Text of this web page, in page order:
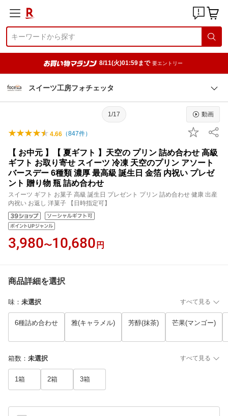
8/11(火)01:59まで 要エントリー
スイーツ工房フォチェッタ
1/17 動画
4.66 （847件）
【 お中元 】【 夏ギフト 】天空の プリン 詰め合わせ 高級
ギフト お取り寄せ スイーツ 冷凍 天空のプリン アソート
バースデー 6種類 濃厚 最高級 誕生日 金箔 内祝い プレゼ
ント 贈り物 瓶 詰め合わせ
スイーツ ギフト お菓子 高級 誕生日 プレゼント プリン 詰め合わせ 健康 出産
内祝い お返し 洋菓子 【日時指定可】
3,980〜10,680 円
商品詳細を選択
味 ： 未選択 すべて見る
6種詰め合わせ 雅(キャラメル) 芳醇(抹茶) 芒果(マンゴー)
箱数 ： 未選択 すべて見る
1箱 2箱 3箱